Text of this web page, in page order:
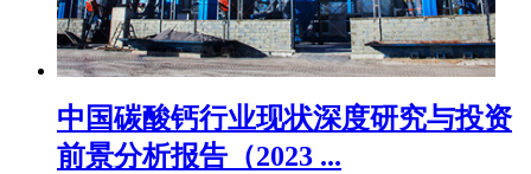
中国碳酸钙行业现状深度研究与投资
前景分析报告（2023 ...